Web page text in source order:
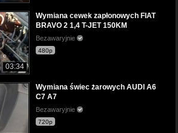
03:34
Wymiana cewek zapłonowych FIAT
BRAVO 2 1,4 T-JET 150KM
Bezawaryjnie
480p
Wymiana świec żarowych AUDI A6
C7 A7
Bezawaryjnie
720p